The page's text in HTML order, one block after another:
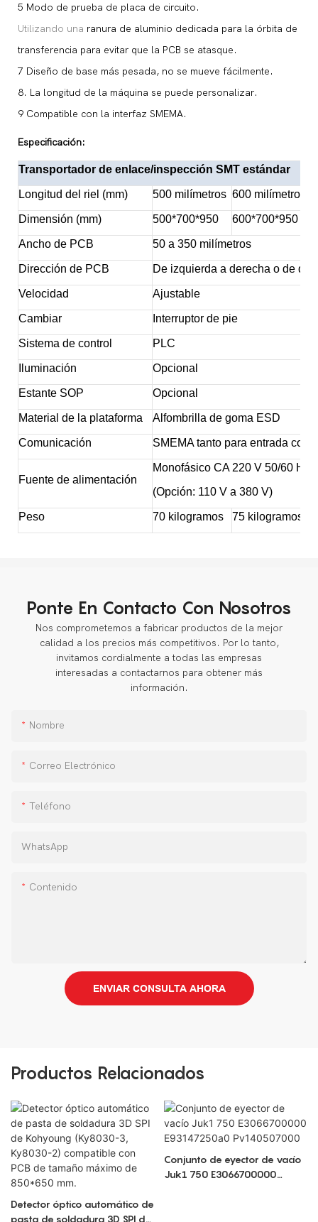
5 Modo de prueba de placa de circuito.
Utilizando una ranura de aluminio dedicada para la órbita de
transferencia para evitar que la PCB se atasque.
7 Diseño de base más pesada, no se mueve fácilmente.
8. La longitud de la máquina se puede personalizar.
9 Compatible con la interfaz SMEMA.
Especificación:
Transportador de enlace/inspección SMT estándar
Longitud del riel (mm) 500 milímetros 600 milímetros
Dimensión (mm) 500*700*950 600*700*950
Ancho de PCB 50 a 350 milímetros
Dirección de PCB De izquierda a derecha o de
Velocidad Ajustable
Cambiar Interruptor de pie
Sistema de control PLC
Iluminación Opcional
Estante SOP Opcional
Material de la plataforma Alfombrilla de goma ESD
Comunicación SMEMA tanto para entrada
Fuente de alimentación
Monofásico CA 220 V 50/60 Hz
(Opción: 110 V a 380 V)
Peso 70 kilogramos 75 kilogramos
Ponte En Contacto Con Nosotros
Nos comprometemos a fabricar productos de la mejor
calidad a los precios más competitivos. Por lo tanto,
invitamos cordialmente a todas las empresas
interesadas a contactarnos para obtener más
información.
Nombre
Correo Electrónico
Teléfono
WhatsApp
Contenido
ENVIAR CONSULTA AHORA
Productos Relacionados
Detector óptico automático de
pasta de soldadura 3D SPI de
Conjunto de eyector de vacío
Juk1 750 E3066700000